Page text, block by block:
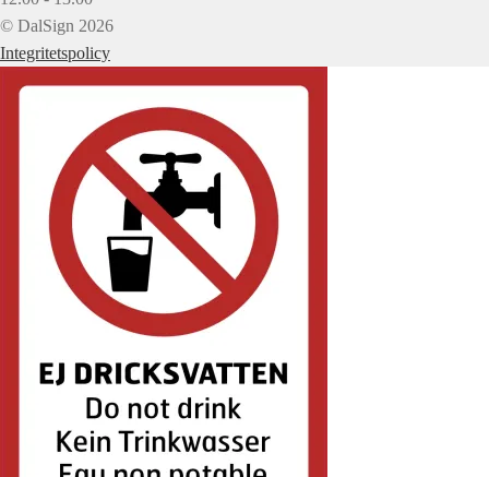
© DalSign 2026
Integritetspolicy